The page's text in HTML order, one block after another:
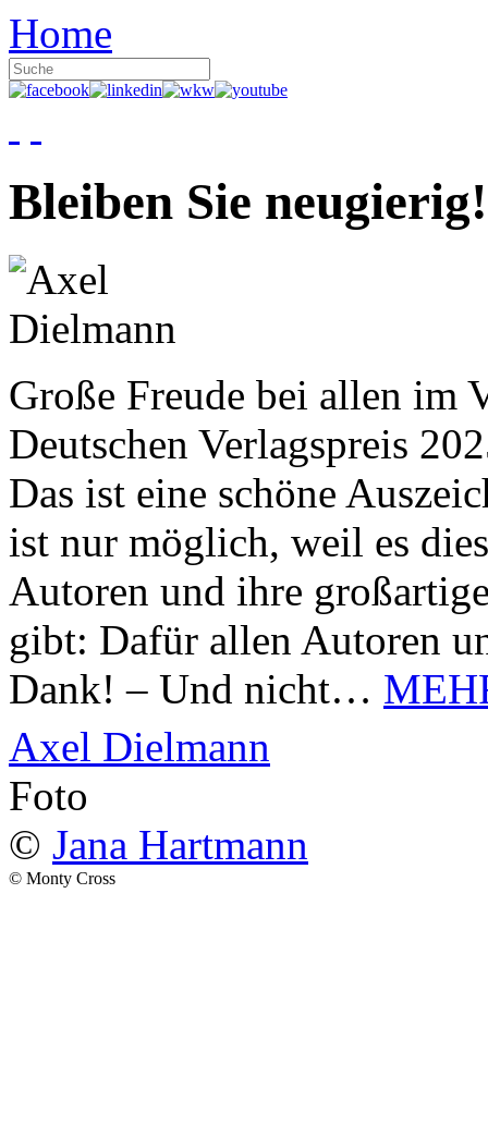
Home
Bleiben Sie neugierig!
Große Freude bei allen im
Deutschen Verlagspreis
Das ist eine schöne
ist nur möglich, weil es
Autoren und ihre
gibt: Dafür allen Autoren
Dank! – Und nicht…
Axel Dielmann
Foto
© Jana Hartmann
© Monty Cross